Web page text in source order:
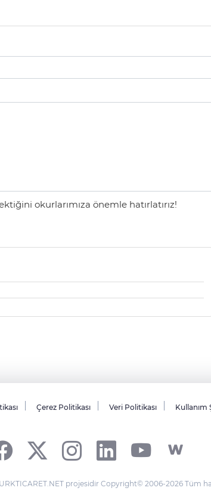
okurlarımıza önemle hatırlatırız!
Çerez Politikası Veri Politikası Kullanım
projesidir Copyright© 2006-2026 Tüm